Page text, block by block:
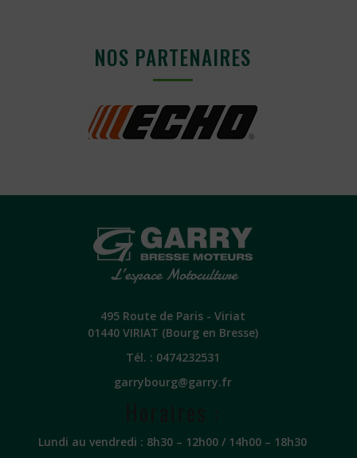
NOS PARTENAIRES
495 Route de Paris - Viriat
01440 VIRIAT (Bourg en Bresse)
Tél. : 0474232531
garrybourg@garry.fr
Lundi au vendredi : 8h30 – 12h00 / 14h00 – 18h30